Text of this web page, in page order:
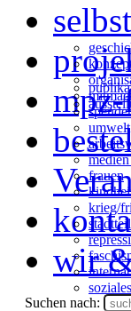
umwelt
frauen
krieg/
stadtteil
soziales
wir
Suchen nach: